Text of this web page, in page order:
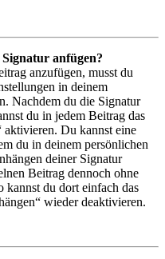
anfügen?
anzufügen, musst du
in deinem
Nachdem du die Signatur
du in jedem Beitrag das
aktivieren. Du kannst eine
du in deinem persönlichen
deiner Signatur
Beitrag dennoch ohne
kannst du dort einfach das
wieder deaktivieren.